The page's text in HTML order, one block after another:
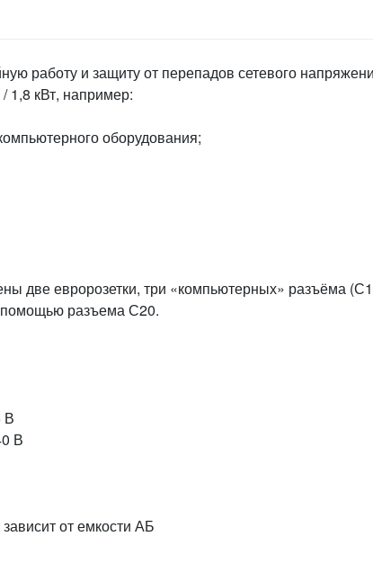
работу и защиту от перепадов сетевого
1,8 кВт, например:
оборудования;
две евророзетки, три «компьютерных» разъёма
помощью разъема С20.
В
В
от емкости АБ